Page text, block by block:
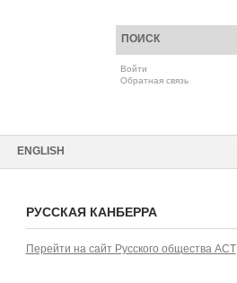
Войти
Обратная связь
ENGLISH
РУССКАЯ КАНБЕРРА
Перейти на сайт Русского общества АСТ